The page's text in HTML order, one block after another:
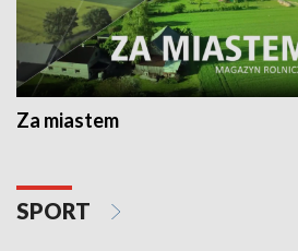
Za miastem
SPORT